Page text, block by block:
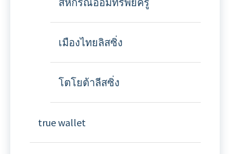
เมืองไทยลิสซิ่ง
โตโยต้าลีสซิ่ง
true wallet